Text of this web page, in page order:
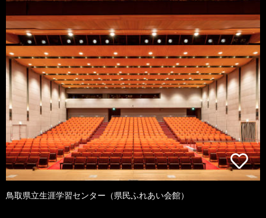
鳥取県立生涯学習センター（県民ふれあい会館）